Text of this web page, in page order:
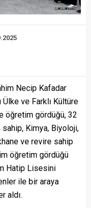
Necip Kafadar
ve Farklı Kültüre
öğretim gördüğü, 32
Kimya, Biyoloji,
ve revire sahip
öğretim gördüğü
Hatip Lisesini
ile bir araya
aldı.